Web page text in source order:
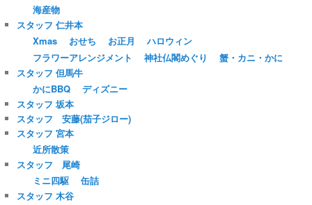
海産物
スタッフ 仁井本
Xmas
おせち お正月
ハロウィン
フラワーアレンジメント
神社仏閣めぐり
蟹・カニ・かに
スタッフ 但馬牛
かにBBQ
ディズニー
スタッフ 坂本
スタッフ 安藤(茄子ジロー)
スタッフ 宮本
近所散策
スタッフ 尾崎
ミニ四駆
缶詰
スタッフ 木谷